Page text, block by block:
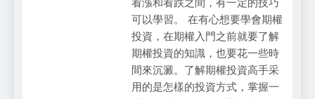
可以學習。 在有心想要學會期權
投資，在期權入門之前就要了解
期權投資的知識，也要花一些時
間來沉澱。了解期權投資高手采
用的是怎樣的投資方式，掌握一